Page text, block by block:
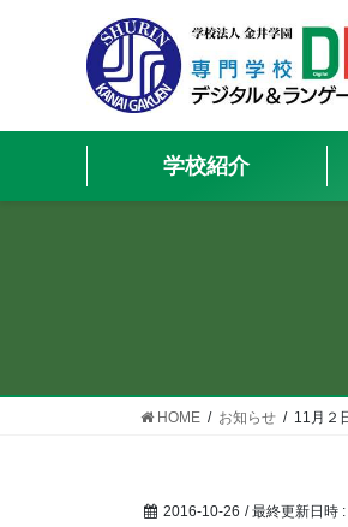
学校紹介
HOME お知らせ 11月２
2016-10-26 / 最終更新日時 :